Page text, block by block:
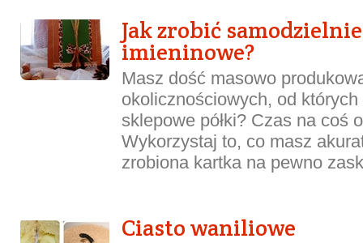
Jak zrobić
imieninowe?
Masz dość masowo
okolicznościowych, od
sklepowe półki? Czas na coś
Wykorzystaj to, co masz
zrobiona kartka na pewno
Ciasto waniliowe